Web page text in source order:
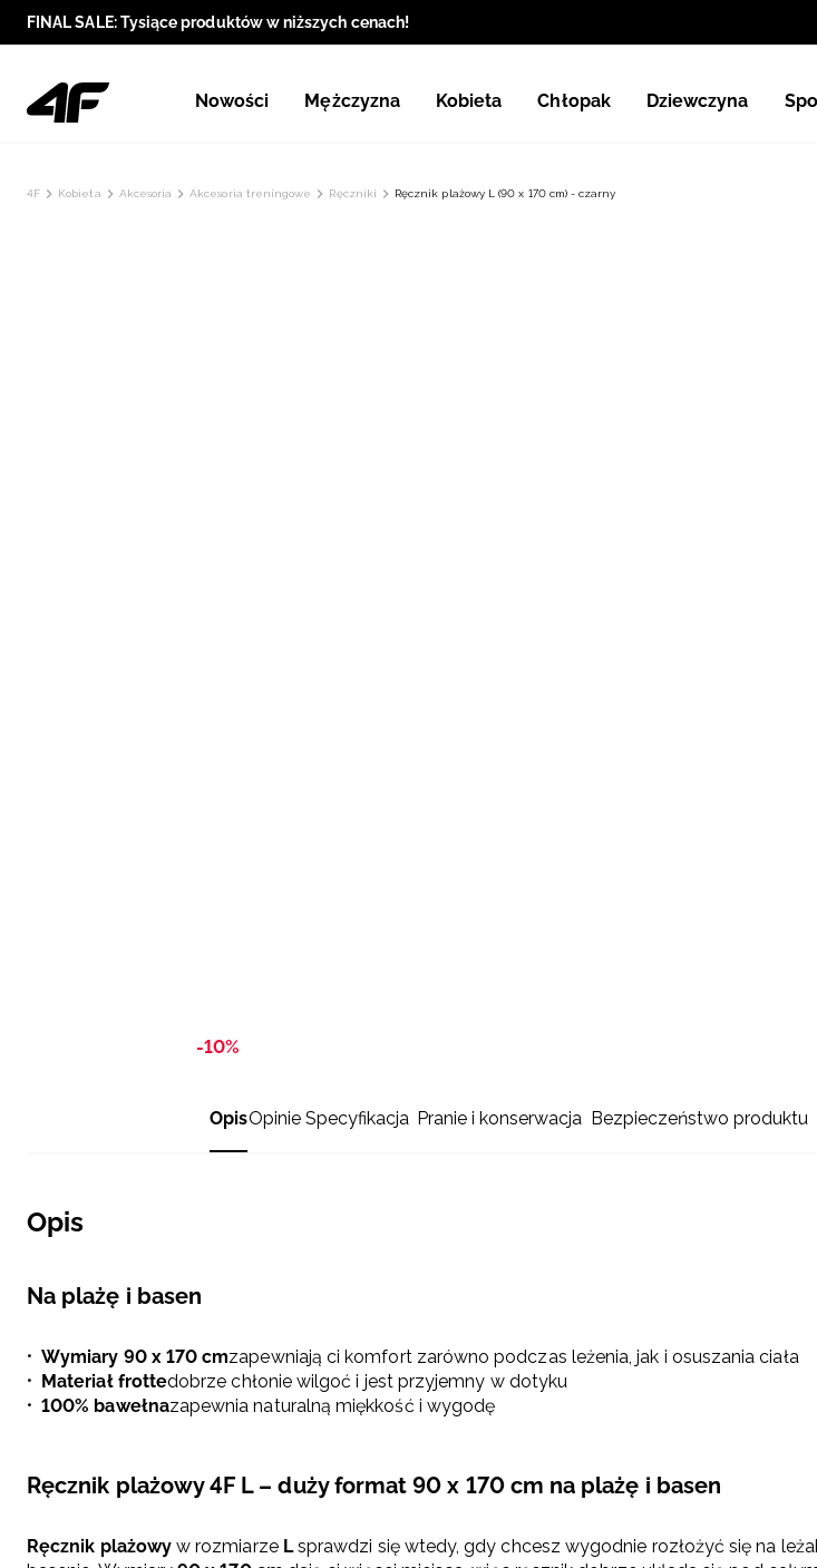
FINAL SALE: Tysiące produktów w niższych cenach!
Nowości Mężczyzna Kobieta Chłopak Dziewczyna
4F Kobieta Akcesoria Akcesoria treningowe Ręczniki Ręcznik plażowy L (90 x 170 cm) - czarny
-10%
OpisOpinie Specyfikacja Pranie i konserwacja Bezpieczeństwo produktu
Opis
Na plażę i basen
Wymiary 90 x 170 cmzapewniają ci komfort zarówno podczas leżenia, jak i osuszania ciała
Materiał frottedobrze chłonie wilgoć i jest przyjemny w dotyku
100% bawełnazapewnia naturalną miękkość i wygodę
Ręcznik plażowy 4F L – duży format 90 x 170 cm na plażę i basen
Ręcznik plażowyw rozmiarze Lsprawdzi się wtedy, gdy chcesz wygodnie rozłożyć się na